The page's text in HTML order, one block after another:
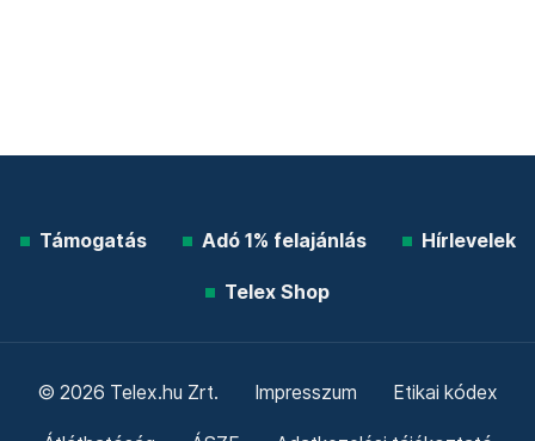
Támogatás Adó 1% felajánlás Hírlevelek
Telex Shop
© 2026 Telex.hu Zrt. Impresszum Etikai kódex